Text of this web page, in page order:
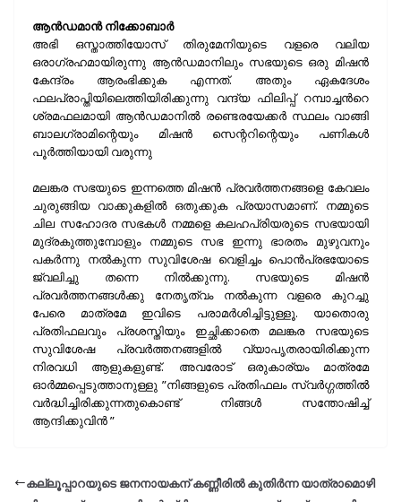
ആന്‍ഡമാന്‍ നിക്കോബാര്‍
അഭി ഒസ്താത്തിയോസ് തിരുമേനിയുടെ വളരെ വലിയ
ഒരാഗ്രഹമായിരുന്നു ആന്‍ഡമാനിലും സഭയുടെ ഒരു മിഷന്‍
കേന്ദ്രം ആരംഭിക്കുക എന്നത്. അതും ഏകദേശം
ഫലപ്രാപ്തിയിലെത്തിയിരിക്കുന്നു വന്ദ്യ ഫിലിപ്പ് റമ്പാച്ചന്‍റെ
ശ്രമഫലമായി ആന്‍ഡമാനില്‍ രണ്ടെരയേക്കര്‍ സ്ഥലം വാങ്ങി
ബാലഗ്രാമിന്റെയും മിഷന്‍ സെന്ററിന്റെയും പണികള്‍
പൂര്‍ത്തിയായി വരുന്നു
മലങ്കര സഭയുടെ ഇന്നത്തെ മിഷന്‍ പ്രവര്‍ത്തനങ്ങളെ കേവലം
ചുരുങ്ങിയ വാക്കുകളില്‍ ഒതുക്കുക പ്രയാസമാണ്. നമ്മുടെ
ചില സഹോദര സഭകള്‍ നമ്മളെ കലഹപ്രിയരുടെ സഭയായി
മുദ്രകുത്തുമ്പോളും നമ്മുടെ സഭ ഇന്നു ഭാരതം മുഴുവനും
പകര്‍ന്നു നല്‍കുന്ന സുവിശേഷ വെളിച്ചം പൊന്‍പ്രഭയോടെ
ജ്വലിച്ചു തന്നെ നില്‍ക്കുന്നു. സഭയുടെ മിഷന്‍
പ്രവര്‍ത്തനങ്ങള്‍ക്കു നേതൃത്വം നല്‍കുന്ന വളരെ കുറച്ചു
പേരെ മാത്രമേ ഇവിടെ പരാമര്‍ശിച്ചിട്ടുള്ളൂ. യാതൊരു
പ്രതിഫലവും പ്രശസ്തിയും ഇച്ഛിക്കാതെ മലങ്കര സഭയുടെ
സുവിശേഷ പ്രവര്‍ത്തനങ്ങളില്‍ വ്യാപൃതരായിരിക്കുന്ന
നിരവധി ആളുകളുണ്ട്. അവരോട് ഒരുകാര്യം മാത്രമേ
ഓര്‍മ്മപ്പെടുത്താനുള്ളു ”നിങ്ങളുടെ പ്രതിഫലം സ്വര്‍ഗ്ഗത്തില്‍
വര്‍ദ്ധിച്ചിരിക്കുന്നതുകൊണ്ട് നിങ്ങള്‍ സന്തോഷിച്ച്
ആന്ദിക്കുവിന്‍ ”
കല്ലൂപ്പാറയുടെ ജനനായകന് കണ്ണീരിൽ കുതിർന്ന യാത്രാമൊഴി